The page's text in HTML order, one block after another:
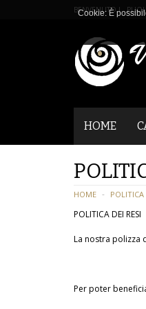
BENVENUTO ! PUOI
HOME
HOME POLITICA
POLITICA DEI RESI
La nostra polizza
Per poter
Cookie: È